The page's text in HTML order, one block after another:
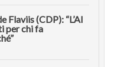
Flaviis (CDP): “L’AI
per chi fa